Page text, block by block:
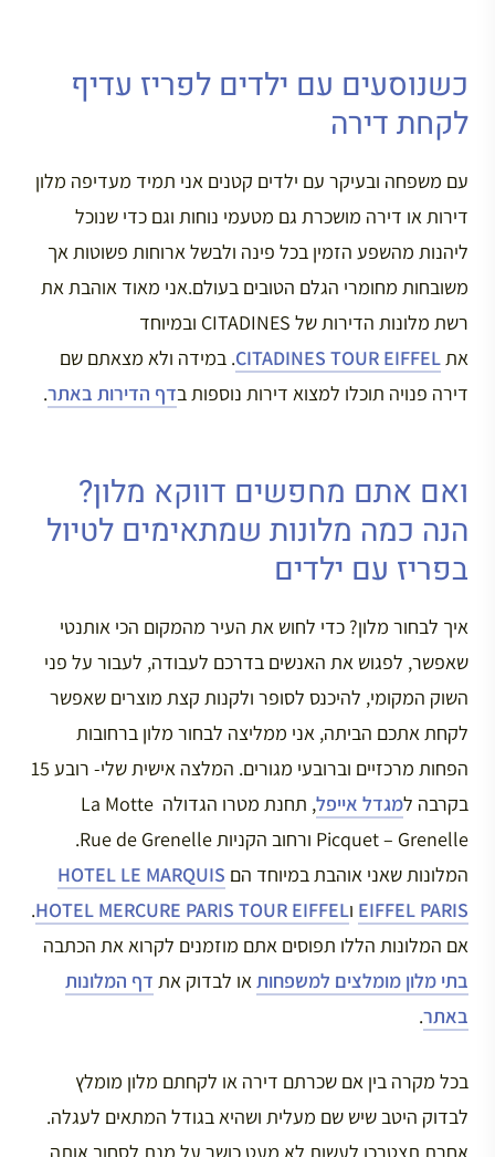
כשנוסעים עם ילדים לפריז עדיף
לקחת דירה
עם משפחה ובעיקר עם ילדים קטנים אני תמיד מעדיפה מלון
דירות או דירה מושכרת גם מטעמי נוחות וגם כדי שנוכל
ליהנות מהשפע הזמין בכל פינה ולבשל ארוחות פשוטות אך
משובחות מחומרי הגלם הטובים בעולם.אני מאוד אוהבת את
רשת מלונות הדירות של CITADINES ובמיוחד
אתCITADINES TOUR EIFFEL. במידה ולא מצאתם שם
דירה פנויה תוכלו למצוא דירות נוספות בדף הדירות באתר.
ואם אתם מחפשים דווקא מלון?
הנה כמה מלונות שמתאימים לטיול
בפריז עם ילדים
איך לבחור מלון? כדי לחוש את העיר מהמקום הכי אותנטי
שאפשר, לפגוש את האנשים בדרכם לעבודה, לעבור על פני
השוק המקומי, להיכנס לסופר ולקנות קצת מוצרים שאפשר
לקחת אתכם הביתה, אני ממליצה לבחור מלון ברחובות
הפחות מרכזיים וברובעי מגורים. המלצה אישית שלי- רובע 15
בקרבה למגדל אייפל
, תחנת מטרו הגדולה La Motte
Picquet – Grenelle ורחוב הקניות Rue de Grenelle.
המלונות שאני אוהבת במיוחד הם HOTEL LE MARQUIS
EIFFEL PARIS וHOTEL MERCURE PARIS TOUR EIFFEL
.
אם המלונות הללו תפוסים אתם מוזמנים לקרוא את הכתבה
בתי מלון מומלצים למשפחותאו לבדוק את דף המלונות
באתר.
בכל מקרה בין אם שכרתם דירה או לקחתם מלון מומלץ
לבדוק היטב שיש שם מעלית ושהיא בגודל המתאים לעגלה.
אחרת תצטרכו לעשות לא מעט כושר על מנת לסחוב אותה